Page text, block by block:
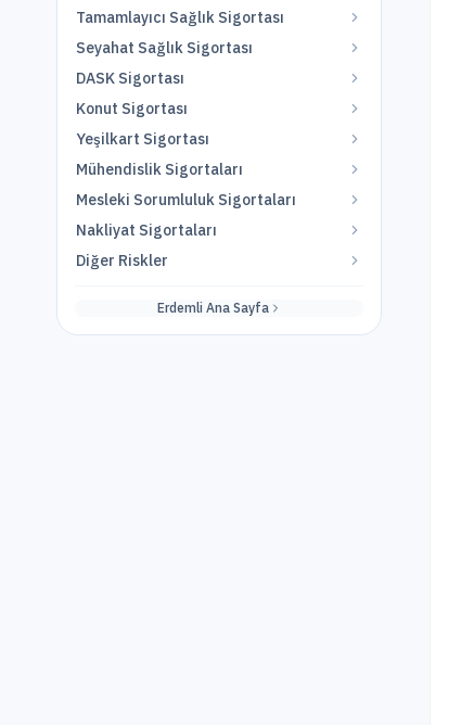
Tamamlayıcı Sağlık Sigortası
Seyahat Sağlık Sigortası
DASK Sigortası
Konut Sigortası
Yeşilkart Sigortası
Mühendislik Sigortaları
Mesleki Sorumluluk Sigortaları
Nakliyat Sigortaları
Diğer Riskler
Erdemli Ana Sayfa